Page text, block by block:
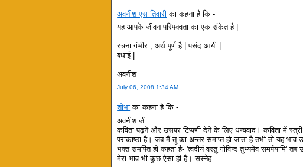
अवनीश एस तिवारी का कहना है कि -
यह आपके जीवन परिपक्वता का एक संकेत है |
रचना गंभीर , अर्थ पूर्ण है | पसंद आयी |
बधाई |
अवनीश
July 06, 2008 1:34 AM
शोभा का कहना है कि -
अवनीश जी
कविता पढ़ने और उसपर टिप्पणी देने के लिए धन्यवाद। कविता में
पराकाष्ठा है। जब मैं तू का अन्तर समाप्त हो जाता है तभी तो यह
भक्त समर्पित हो कहता है- 'त्वदीयं वस्तु गोविन्द तुभ्यमेव समर्पयामि' तब
मेरा भाव भी कुछ ऐसा ही है। सस्नेह